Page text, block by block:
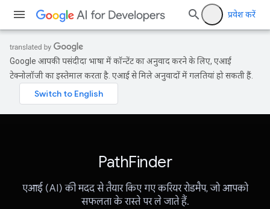
प्रवेश करें
Google आपकी पसंदीदा भाषा में कॉन्टेंट का अनुवाद करने के लिए, एआई
टेक्नोलॉजी का इस्तेमाल करता है. एआई से मिले अनुवादों में गलतियां हो सकती हैं.
PathFinder
एआई (AI) की मदद से तैयार किए गए करियर रोडमैप, जो आपको
सफलता के रास्ते पर ले जाते हैं.